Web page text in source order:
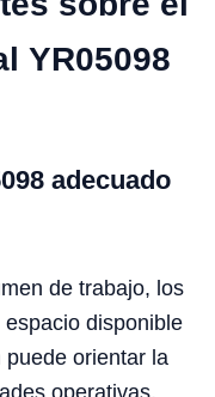
YR05098
adecuado
de trabajo, los
disponible
orientar la
operativas,